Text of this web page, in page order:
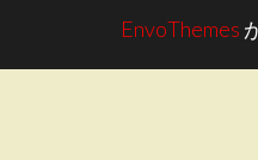
EnvoThemes